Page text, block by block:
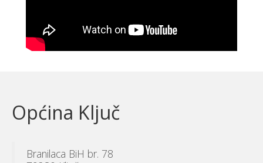
Općina Ključ
Branilaca BiH br. 78